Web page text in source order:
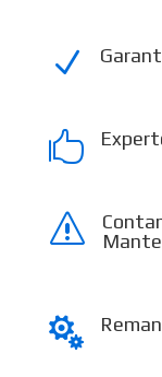
N

s
